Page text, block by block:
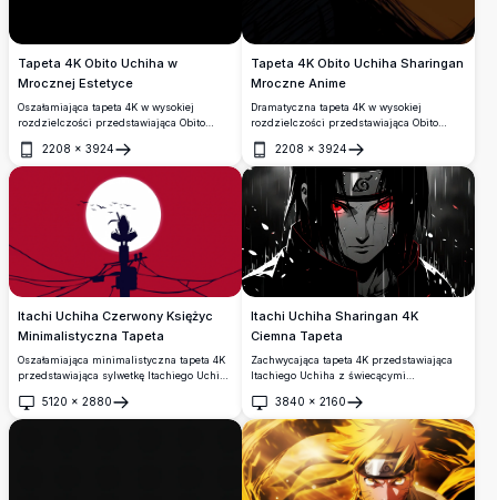
Tapeta 4K Obito Uchiha w
Mrocznej Estetyce
Oszałamiająca tapeta 4K w wysokiej
rozdzielczości przedstawiająca Obito
Uchiha z Naruto Shippuden. Mroczna,
nastrojowa kompozycja ukazuje jego
ikoniczną spiralną maskę na tle
dramatycznego zachmurzonego nieba,
oprawioną w elegancki geometryczny
2208 × 3924
Otwórz
Tapeta 4K Obito Uchiha Sharingan
Mroczne Anime
Dramatyczna tapeta 4K w wysokiej
rozdzielczości przedstawiająca Obito
Uchihę z Naruto Shippuden, ukazująca
jego intensywne oko Sharingan w
ciemnym, szkicowym stylu artystycznym
z głębokimi cieniami i ciepłymi tonami.
2208 × 3924
Otwórz
Itachi Uchiha Czerwony Księżyc
Minimalistyczna Tapeta
Oszałamiająca minimalistyczna tapeta 4K
przedstawiająca sylwetkę Itachiego Uchihy
energetycznego na tle świecącego białego
księżyca i szkarłatnego nieba, z ptakami
5120 × 2880
Otwórz
Itachi Uchiha Sharingan 4K
Ciemna Tapeta
Zachwycająca tapeta 4K przedstawiająca
Itachiego Uchiha z świecącymi
w opaskę Konoha i płaszcz Akatsuki, na tle
dramatycznego, ciemnego, deszczowego
tła z opadającymi płatkami kwiatów.
3840 × 2160
Otwórz